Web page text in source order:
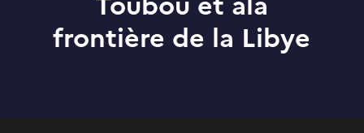
frontière de la Libye